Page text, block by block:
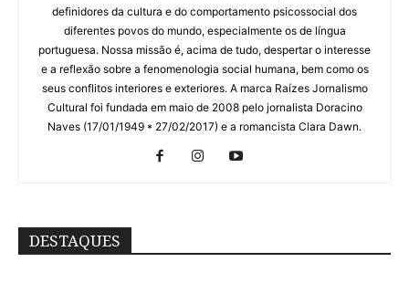
definidores da cultura e do comportamento psicossocial dos
diferentes povos do mundo, especialmente os de língua
portuguesa. Nossa missão é, acima de tudo, despertar o interesse
e a reflexão sobre a fenomenologia social humana, bem como os
seus conflitos interiores e exteriores. A marca Raízes Jornalismo
Cultural foi fundada em maio de 2008 pelo jornalista Doracino
Naves (17/01/1949 * 27/02/2017) e a romancista Clara Dawn.
DESTAQUES